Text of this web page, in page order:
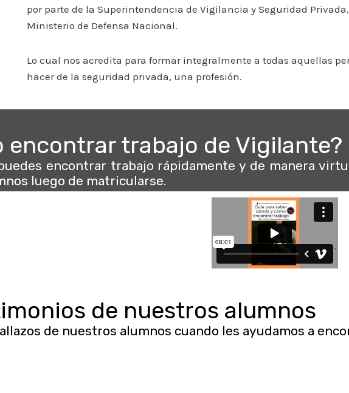
por parte de la Superintendencia de Vigilancia y Seguridad
Ministerio de Defensa Nacional.
Lo cual nos acredita para formar integralmente a todas aquellas
hacer de la seguridad privada, una profesión.
encontrar trabajo de Vigilante?
encontrar trabajo rápidamente y de manera
luego de matricularse.
de nuestros alumnos
de nuestros alumnos cuando les ayudamos a